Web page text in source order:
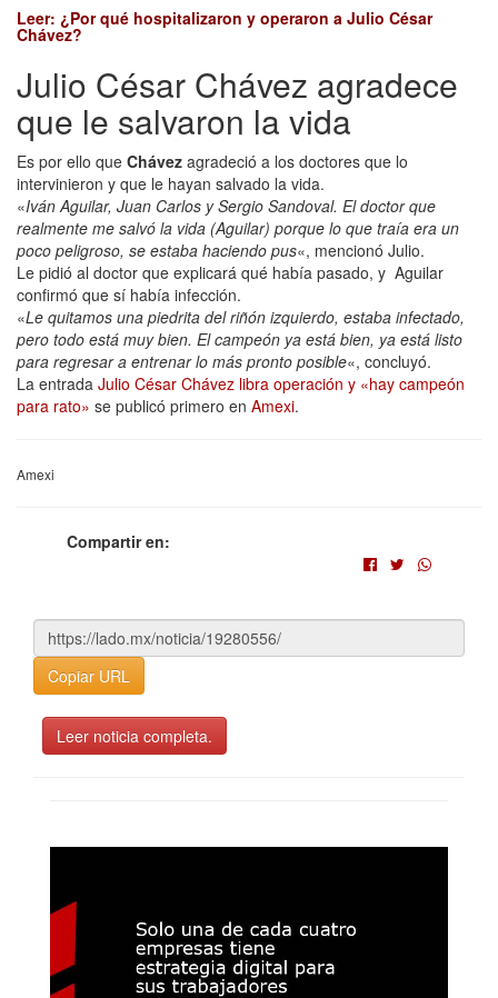
Leer: ¿Por qué hospitalizaron y operaron a Julio César
Chávez?
Julio César Chávez agradece
que le salvaron la vida
Es por ello que Chávez agradeció a los doctores que lo
intervinieron y que le hayan salvado la vida.
«Iván Aguilar, Juan Carlos y Sergio Sandoval. El doctor que
realmente me salvó la vida (Aguilar) porque lo que traía era un
poco peligroso, se estaba haciendo pus«, mencionó Julio.
Le pidió al doctor que explicará qué había pasado, y Aguilar
confirmó que sí había infección.
«Le quitamos una piedrita del riñón izquierdo, estaba infectado,
pero todo está muy bien. El campeón ya está bien, ya está listo
para regresar a entrenar lo más pronto posible«, concluyó.
La entrada Julio César Chávez libra operación y «hay campeón
para rato» se publicó primero en Amexi.
Amexi
Compartir en:
Copiar URL
Leer noticia completa.